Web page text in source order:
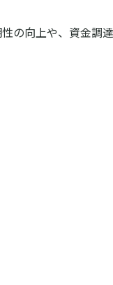
の向上や、資金調